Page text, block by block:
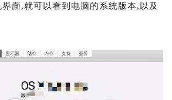
面,就可以看到电脑的系统版本,以及